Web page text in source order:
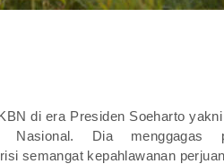
di era Presiden Soeharto
Nasional. Dia menggagas
semangat kepahlawanan